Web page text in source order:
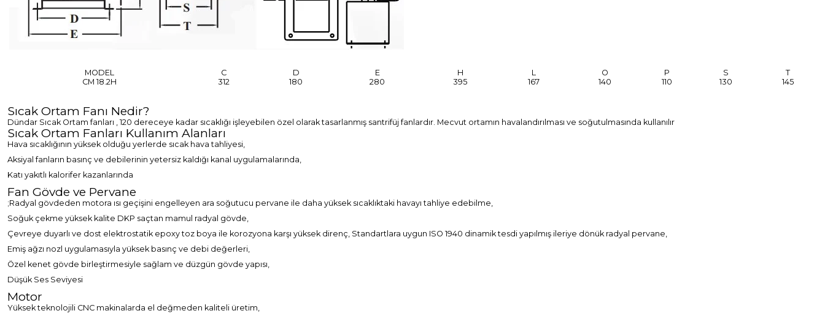
MODEL C D E H L O P S
T
CM 18.2H
312 180 280 395 167 140 110 130 145
Sıcak Ortam Fanı Nedir?
Dündar Sıcak Ortam fanları , 120 dereceye kadar sıcaklığı işleyebilen özel olarak tasarlanmış santrifüj fanlardır. Mecvut ortamın havalandırılması ve soğutulmasında kullanılır
Sıcak Ortam Fanları Kullanım Alanları
Hava sıcaklığının yüksek olduğu yerlerde sıcak hava tahliyesi,
Aksiyal fanların basınç ve debilerinin yetersiz kaldığı kanal uygulamalarında,
Katı yakıtlı kalorifer kazanlarında
Fan Gövde ve Pervane
;Radyal gövdeden motora ısı geçişini engelleyen ara soğutucu pervane ile daha yüksek sıcaklıktaki havayı tahliye edebilme,
Soğuk çekme yüksek kalite DKP saçtan mamul radyal gövde,
Çevreye duyarlı ve dost elektrostatik epoxy toz boya ile korozyona karşı yüksek direnç, Standartlara uygun ISO 1940 dinamik tesdi yapılmış ileriye dönük radyal pervane,
Emiş ağzı nozl uygulamasıyla yüksek basınç ve debi değerleri,
Özel kenet gövde birleştirmesiyle sağlam ve düzgün gövde yapısı,
Düşük Ses Seviyesi
Motor
Yüksek teknolojili CNC makinalarda el değmeden kaliteli üretim,